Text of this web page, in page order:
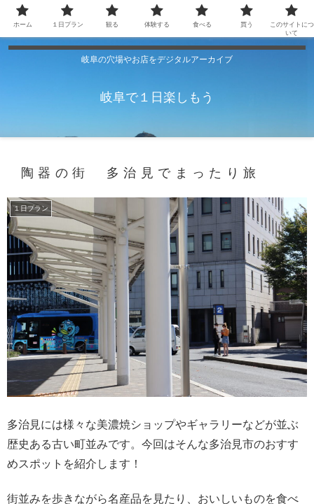
岐阜の穴場やお店をデジタルアーカイブ
岐阜で１日楽しもう
陶器の街 多治見でまったり旅
１日プラン
多治見には様々な美濃焼ショップやギャラリーなどが並ぶ
歴史ある古い町並みです。今回はそんな多治見市のおすす
めスポットを紹介します！
街並みを歩きながら名産品を見たり、おいしいものを食べ
ホーム １日プラン 観る 体験する 食べる 買う
このサイトにつ
いて